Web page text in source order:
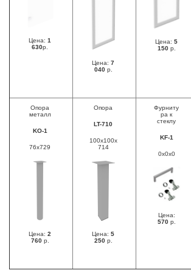
Цена: 1
630р.
Цена: 7
040 р.
Цена: 5
150р.
Опора
металл
KO-1
76x729
Цена: 2
760 р.
Опора
LT-710
100x100x
714
Цена: 5
250 р.
Фурниту
ра к
стеклу
KF-1
0x0x0
Цена:
570 р.